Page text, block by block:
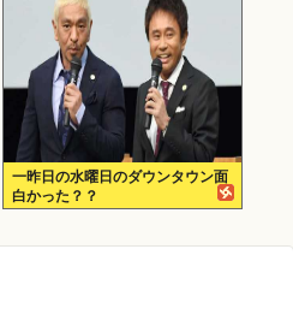
一昨日の水曜日のダウンタウン面
白かった？？